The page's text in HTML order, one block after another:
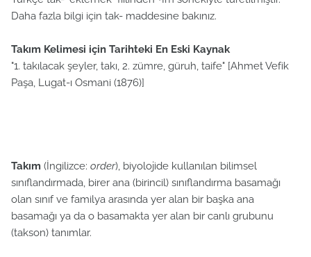
Daha fazla bilgi için tak- maddesine bakınız.
Takım Kelimesi için Tarihteki En Eski Kaynak
"1. takılacak şeyler, takı, 2. zümre, güruh, taife" [Ahmet Vefik
Paşa, Lugat-ı Osmani (1876)]
Takım (İngilizce: order), biyolojide kullanılan bilimsel
sınıflandırmada, birer ana (birincil) sınıflandırma basamağı
olan sınıf ve familya arasında yer alan bir başka ana
basamağı ya da o basamakta yer alan bir canlı grubunu
(takson) tanımlar.